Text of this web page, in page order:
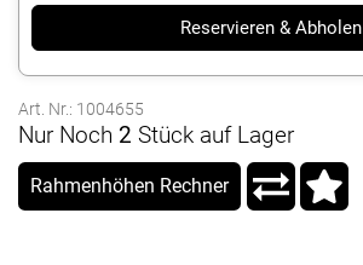
Reservieren & Abholen
Art. Nr.: 1004655
Nur Noch 2 Stück auf Lager
Rahmenhöhen Rechner